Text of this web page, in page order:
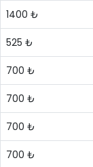
1400 ₺
525 ₺
700 ₺
700 ₺
700 ₺
700 ₺